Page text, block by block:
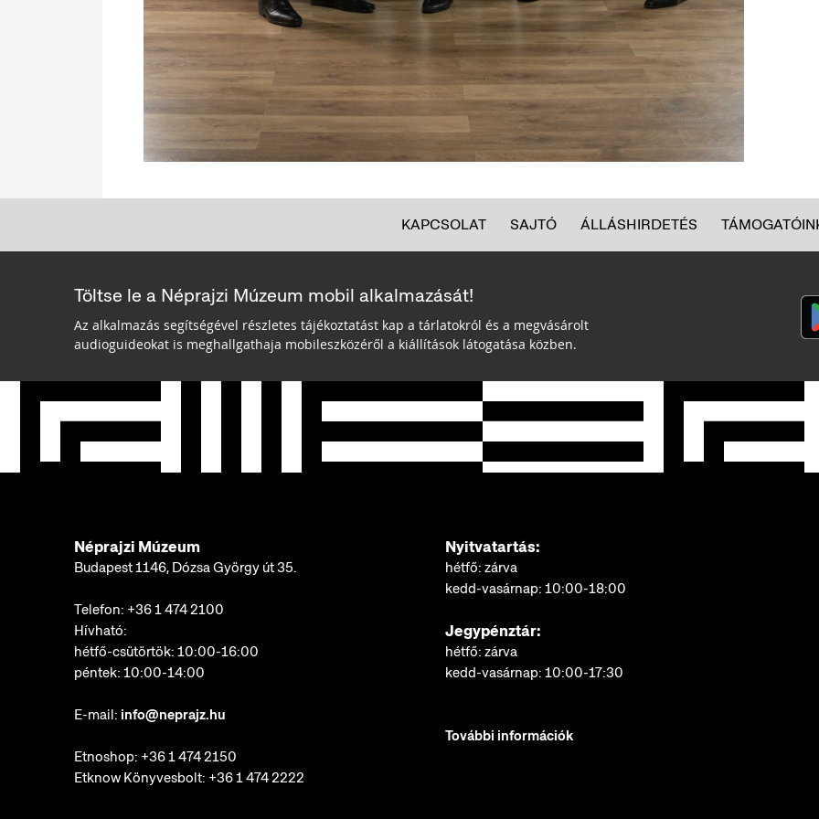
KAPCSOLAT SAJTÓ ÁLLÁSHIRDETÉS
Töltse le a Néprajzi Múzeum mobil alkalmazását!
Az alkalmazás segítségével részletes tájékoztatást kap a tárlatokról és a megvásárolt
audioguideokat is meghallgathaja mobileszközéről a kiállítások látogatása közben.
Néprajzi Múzeum
Budapest 1146, Dózsa György út 35.
Telefon: +36 1 474 2100
Hívható:
hétfő-csütörtök: 10:00-16:00
péntek: 10:00-14:00
E-mail: info@neprajz.hu
Etnoshop: +36 1 474 2150
Etknow Könyvesbolt: +36 1 474 2222
Nyitvatartás:
hétfő: zárva
kedd-vasárnap: 10:00-18:00
Jegypénztár:
hétfő: zárva
kedd-vasárnap: 10:00-17:30
További információk